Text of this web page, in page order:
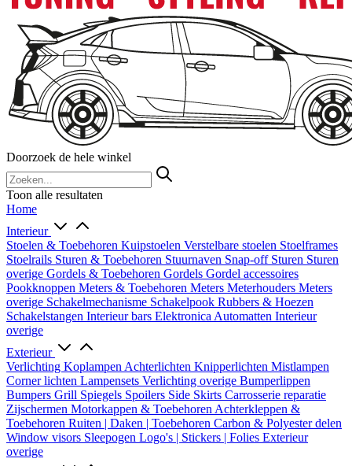
Doorzoek de hele winkel
Toon alle resultaten
Home
Interieur
Stoelen & Toebehoren Kuipstoelen Verstelbare stoelen Stoelframes
Stoelrails Sturen & Toebehoren Stuurnaven Snap-off Sturen Sturen
overige Gordels & Toebehoren Gordels Gordel accessoires
Pookknoppen Meters & Toebehoren Meters Meterhouders Meters
overige Schakelmechanisme Schakelpook Rubbers & Hoezen
Schakelstangen Interieur bars Elektronica Automatten Interieur
overige
Exterieur
Verlichting Koplampen Achterlichten Knipperlichten Mistlampen
Corner lichten Lampensets Verlichting overige Bumperlippen
Bumpers Grill Spiegels Spoilers Side Skirts Carrosserie reparatie
Zijschermen Motorkappen & Toebehoren Achterkleppen &
Toebehoren Ruiten | Daken | Toebehoren Carbon & Polyester delen
Window visors Sleepogen Logo's | Stickers | Folies Exterieur
overige